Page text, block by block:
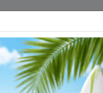
Αγαπημένα